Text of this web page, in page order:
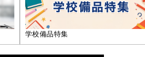
学校備品特集